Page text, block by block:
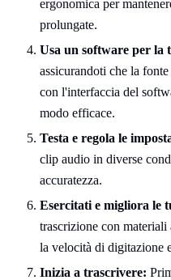
ergonomica per
prolungate.
Usa un software per la
assicurandoti che la
con l'interfaccia del
modo efficace.
Testa e regola le
clip audio in diverse
accuratezza.
Esercitati e migliora le
trascrizione con
la velocità di digitazione
Inizia a trascrivere: